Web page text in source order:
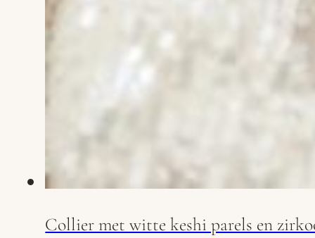
Collier met witte keshi parels en